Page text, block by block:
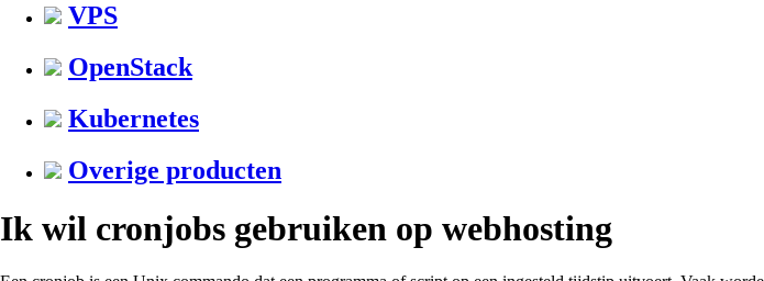
VPS
OpenStack
Kubernetes
Overige producten
Ik wil cronjobs gebruiken op webhosting